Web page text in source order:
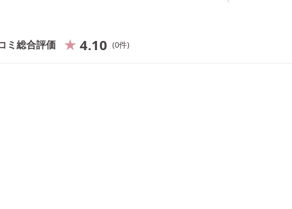
ミ総合評価 4.10 0件